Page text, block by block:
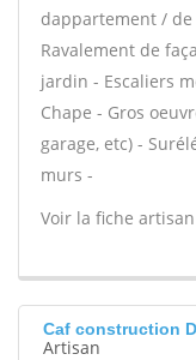
dappartement /
Ravalement de
jardin - Escaliers
Chape - Gros
garage, etc) -
murs -
Voir la fiche
Caf construction
Artisan